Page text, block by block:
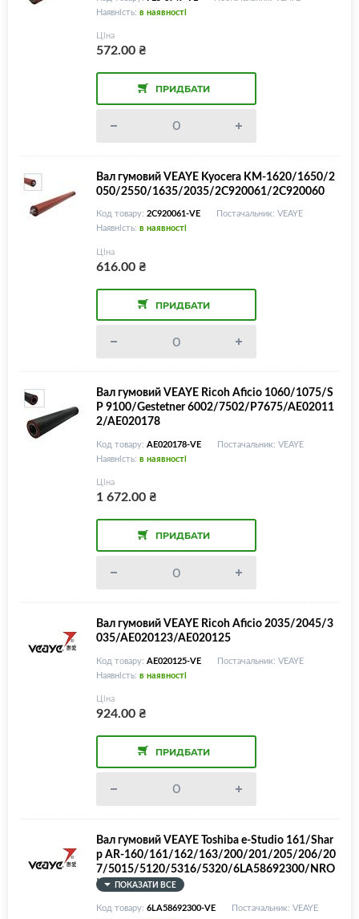
Наявність: в наявності
Ціна
572.00₴
ПРИДБАТИ
Вал гумовий VEAYE Kyocera KM-1620/1650/2
050/2550/1635/2035/2C920061/2C920060
Код товару: 2C920061-VE
Постачальник: VEAYE
Наявність: в наявності
Ціна
616.00₴
ПРИДБАТИ
Вал гумовий VEAYE Ricoh Aficio 1060/1075/S
P 9100/Gestetner 6002/7502/P7675/AE02011
2/AE020178
Код товару: AE020178-VE
Постачальник: VEAYE
Наявність: в наявності
Ціна
1 672.00₴
ПРИДБАТИ
Вал гумовий VEAYE Ricoh Aficio 2035/2045/3
035/AE020123/AE020125
Код товару: AE020125-VE
Постачальник: VEAYE
Наявність: в наявності
Ціна
924.00₴
ПРИДБАТИ
Вал гумовий VEAYE Toshiba e-Studio 161/Shar
p AR-160/161/162/163/200/201/205/206/20
7/5015/5120/5316/5320/6LA58692300/NRO
LR0031QS
ПОКАЗАТИ ВСЕ
Код товару: 6LA58692300-VE
Постачальник: VEAYE